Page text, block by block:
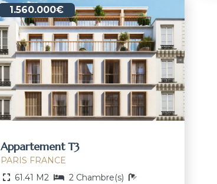
1.560.000€
Appartement T3
PARIS FRANCE
61.41 M2
2 Chambre(s)